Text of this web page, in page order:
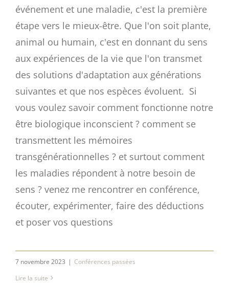
événement et une maladie, c'est la première
étape vers le mieux-être. Que l'on soit plante,
animal ou humain, c'est en donnant du sens
aux expériences de la vie que l'on transmet
des solutions d'adaptation aux générations
suivantes et que nos espèces évoluent. Si
vous voulez savoir comment fonctionne notre
être biologique inconscient ? comment se
transmettent les mémoires
transgénérationnelles ? et surtout comment
les maladies répondent à notre besoin de
sens ? venez me rencontrer en conférence,
écouter, expérimenter, faire des déductions
et poser vos questions
7 novembre 2023 | Conférences passées
Lire la suite